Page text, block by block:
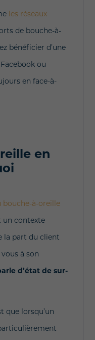
les réseaux
de bouche-à-
bénéficier d’une
ou
en face-à-
en
bouche-à-oreille
un contexte
la part du client
à son
d’état de sur-
que lorsqu’un